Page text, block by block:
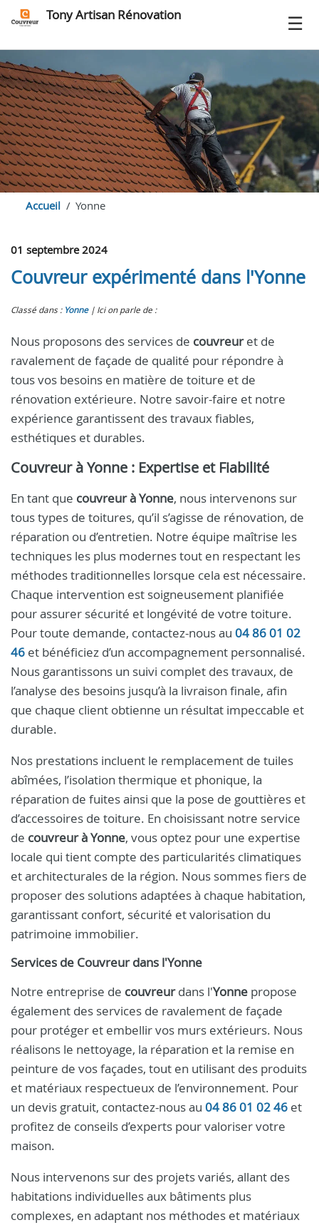
Tony Artisan Rénovation
Accueil Yonne
01 septembre 2024
Couvreur expérimenté dans l'Yonne
Classé dans : Yonne Ici on parle de :
Nous proposons des services de couvreuret de
ravalement de façade de qualité pour répondre à
tous vos besoins en matière de toiture et de
rénovation extérieure. Notre savoir-faire et notre
expérience garantissent des travaux fiables,
esthétiques et durables.
Couvreur à Yonne : Expertise et Fiabilité
En tant que couvreur à Yonne, nous intervenons sur
tous types de toitures, qu’il s’agisse de rénovation, de
réparation ou d’entretien. Notre équipe maîtrise les
techniques les plus modernes tout en respectant les
méthodes traditionnelles lorsque cela est nécessaire.
Chaque intervention est soigneusement planifiée
pour assurer sécurité et longévité de votre toiture.
Pour toute demande, contactez-nous au 04 86 01 02
46 et bénéficiez d’un accompagnement personnalisé.
Nous garantissons un suivi complet des travaux, de
l’analyse des besoins jusqu’à la livraison finale, afin
que chaque client obtienne un résultat impeccable et
durable.
Nos prestations incluent le remplacement de tuiles
abîmées, l’isolation thermique et phonique, la
réparation de fuites ainsi que la pose de gouttières et
d’accessoires de toiture. En choisissant notre service
de couvreur à Yonne, vous optez pour une expertise
locale qui tient compte des particularités climatiques
et architecturales de la région. Nous sommes fiers de
proposer des solutions adaptées à chaque habitation,
garantissant confort, sécurité et valorisation du
patrimoine immobilier.
Services de Couvreurdans l'Yonne
Notre entreprise de couvreurdans l'Yonne propose
également des services de ravalement de façade
pour protéger et embellir vos murs extérieurs. Nous
réalisons le nettoyage, la réparation et la remise en
peinture de vos façades, tout en utilisant des produits
et matériaux respectueux de l’environnement. Pour
un devis gratuit, contactez-nous au 04 86 01 02 46 et
profitez de conseils d’experts pour valoriser votre
maison.
Nous intervenons sur des projets variés, allant des
habitations individuelles aux bâtiments plus
complexes, en adaptant nos méthodes et matériaux